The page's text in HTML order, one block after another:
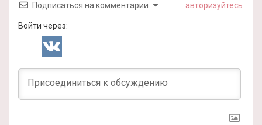
Подписаться на комментарии авторизуйтесь
Войти через: